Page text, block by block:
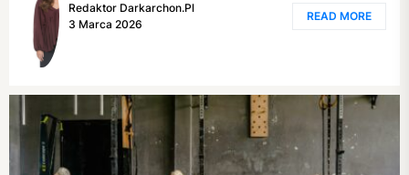
Redaktor Darkarchon.pl
3 Marca 2026
READ MORE